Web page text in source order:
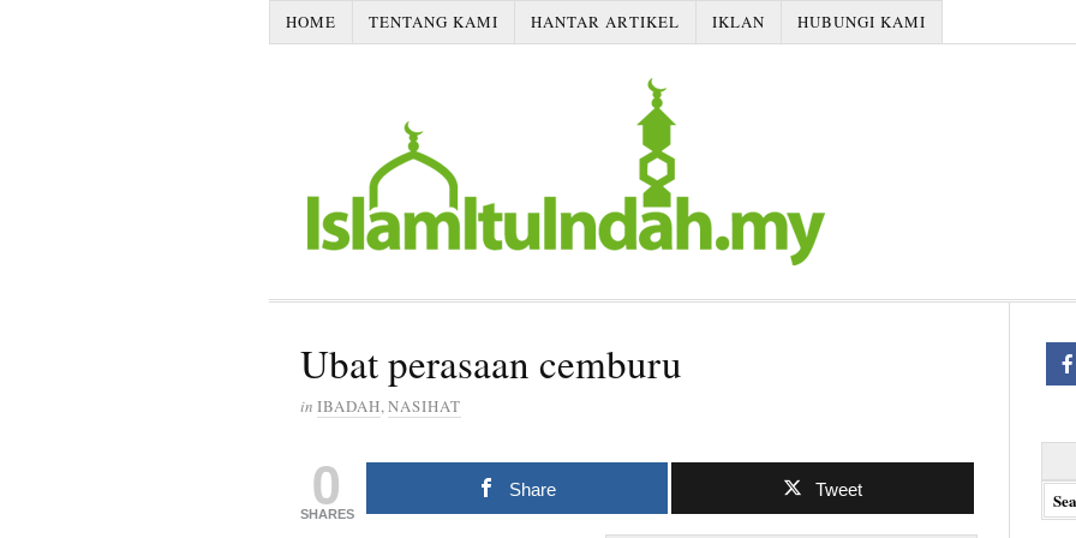
HOME TENTANG KAMI HANTAR ARTIKEL IKLAN HUBUNGI KAMI
Ubat perasaan cemburu
in IBADAH,NASIHAT
0
SHARES
Share Tweet